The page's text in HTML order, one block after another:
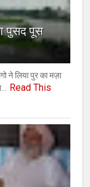
पुसद पूस
ने लिया पुर का मज़ा
Read This